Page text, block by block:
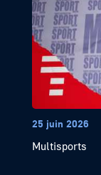
25 juin 2026
Multisports